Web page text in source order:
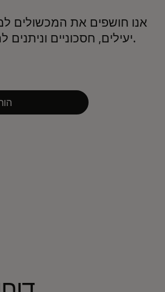
אנו חושפים את המכשולים
יעילים, חסכוניים וניתנים להרחבה מעבר לגבול.